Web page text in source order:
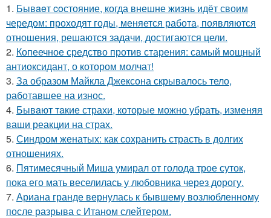
1. Бывaeт coстояние, когда внешне жизнь идёт своим
чередом: проходят годы, меняется работа, появляются
отношения, решаются задачи, достигаются цели.
2. Копеечное средство против старения: самый мощный
антиоксидант, о котором молчат!
3. За образом Майкла Джексона скрывалось тело,
работавшее на износ.
4. Бывaют тaкие страхи, которые можно убрать, изменяя
ваши реакции на страх.
5. Синдром женатых: как сохранить страсть в долгих
отношениях.
6. Пятимесячный Миша умирал от голода трое суток,
пока его мать веселилась у любовника через дорогу.
7. Ариана гранде вернулась к бывшему возлюбленному
после разрыва с Итаном слейтером.